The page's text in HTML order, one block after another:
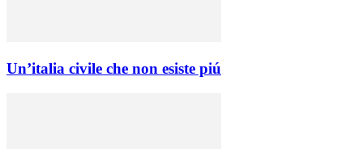
Un’italia civile che non esiste piú